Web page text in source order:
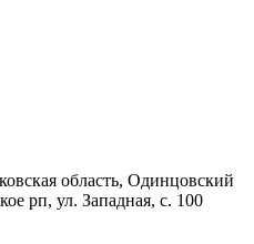
область, Одинцовский
рп, ул. Западная, с. 100